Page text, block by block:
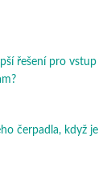
řešení pro vstup
čerpadla, když je